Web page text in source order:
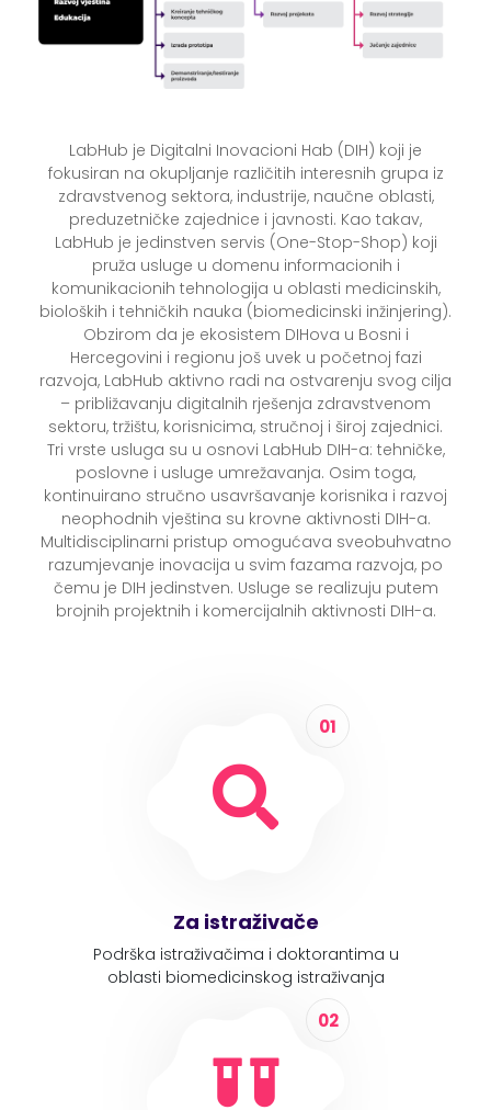
LabHub je Digitalni Inovacioni Hab (DIH) koji je
fokusiran na okupljanje različitih interesnih grupa iz
zdravstvenog sektora, industrije, naučne oblasti,
preduzetničke zajednice i javnosti. Kao takav,
LabHub je jedinstven servis (One-Stop-Shop) koji
pruža usluge u domenu informacionih i
komunikacionih tehnologija u oblasti medicinskih,
bioloških i tehničkih nauka (biomedicinski inžinjering).
Obzirom da je ekosistem DIHova u Bosni i
Hercegovini i regionu još uvek u početnoj fazi
razvoja, LabHub aktivno radi na ostvarenju svog cilja
– približavanju digitalnih rješenja zdravstvenom
sektoru, tržištu, korisnicima, stručnoj i široj zajednici.
Tri vrste usluga su u osnovi LabHub DIH-a: tehničke,
poslovne i usluge umrežavanja. Osim toga,
kontinuirano stručno usavršavanje korisnika i razvoj
neophodnih vještina su krovne aktivnosti DIH-a.
Multidisciplinarni pristup omogućava sveobuhvatno
razumjevanje inovacija u svim fazama razvoja, po
čemu je DIH jedinstven. Usluge se realizuju putem
brojnih projektnih i komercijalnih aktivnosti DIH-a.
01
Za istraživače
Podrška istraživačima i doktorantima u
oblasti biomedicinskog istraživanja
02